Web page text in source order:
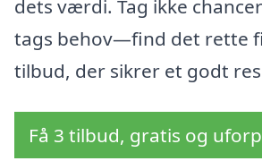
dets værdi. Tag ikke
tags behov—find det rette
tilbud, der sikrer et godt
Få 3 tilbud, gratis og